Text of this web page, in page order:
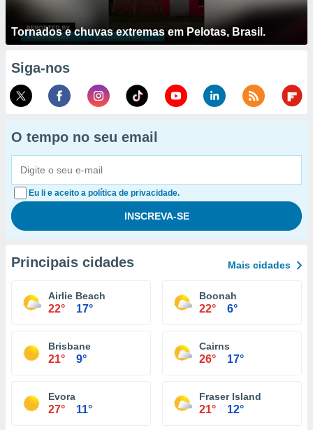
Tornados e chuvas extremas em Pelotas, Brasil.
Siga-nos
O tempo no seu email
Eu li e aceito a política de privacidade.
Principais cidades Mais cidades
Airlie Beach
22° 17°
Boonah
22° 6°
Brisbane
21° 9°
Cairns
26° 17°
Evora
27° 11°
Fraser Island
21° 12°